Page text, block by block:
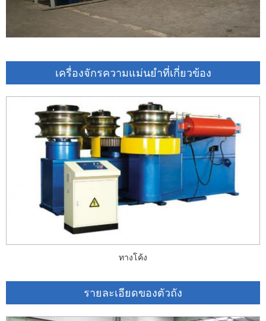
เครื่องจักรความแม่นยำที่เกี่ยวข้อง
ทางโค้ง
รายละเอียดของตัวถัง